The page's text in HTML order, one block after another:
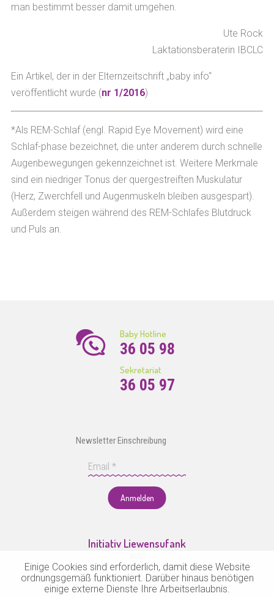
man bestimmt besser damit umgehen.
Ute Rock
Laktationsberaterin IBCLC
Ein Artikel, der in der Elternzeitschrift „baby info“
veröffentlicht wurde (nr 1/2016)
*Als REM-Schlaf (engl. Rapid Eye Movement) wird eine
Schlaf-phase bezeichnet, die unter anderem durch schnelle
Augenbewegungen gekennzeichnet ist. Weitere Merkmale
sind ein niedriger Tonus der quergestreiften Muskulatur
(Herz, Zwerchfell und Augenmuskeln bleiben ausgespart).
Außerdem steigen während des REM-Schlafes Blutdruck
und Puls an.
Baby Hotline
36 05 98
Sekretariat
36 05 97
Newsletter Einschreibung
Anmelden
Initiativ Liewensufank
CCPL LU47 1111 0484 6562 0000
BCEE LU41 0019 7000 0278 6000
Einige Cookies sind erforderlich, damit diese Website
ordnungsgemäß funktioniert. Darüber hinaus benötigen
einige externe Dienste Ihre Arbeitserlaubnis.